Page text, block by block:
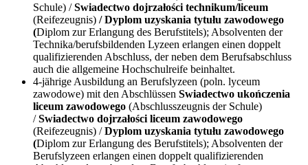
Schule) /Swiadectwo dojrzałości technikum/liceum
(Reifezeugnis) / Dyplom uzyskania tytułu zawodowego
(Diplom zur Erlangung des Berufstitels); Absolventen der
Technika/berufsbildenden Lyzeen erlangen einen doppelt
qualifizierenden Abschluss, der neben dem Berufsabschluss
auch die allgemeine Hochschulreife beinhaltet.
4-jährige Ausbildung an Berufslyzeen (poln. lyceum
zawodowe) mit den Abschlüssen Swiadectwo ukończenia
liceum zawodowego (Abschlusszeugnis der Schule)
/Swiadectwo dojrzałości liceum zawodowego
(Reifezeugnis) /Dyplom uzyskania tytułu zawodowego
(Diplom zur Erlangung des Berufstitels); Absolventen der
Berufslyzeen erlangen einen doppelt qualifizierenden